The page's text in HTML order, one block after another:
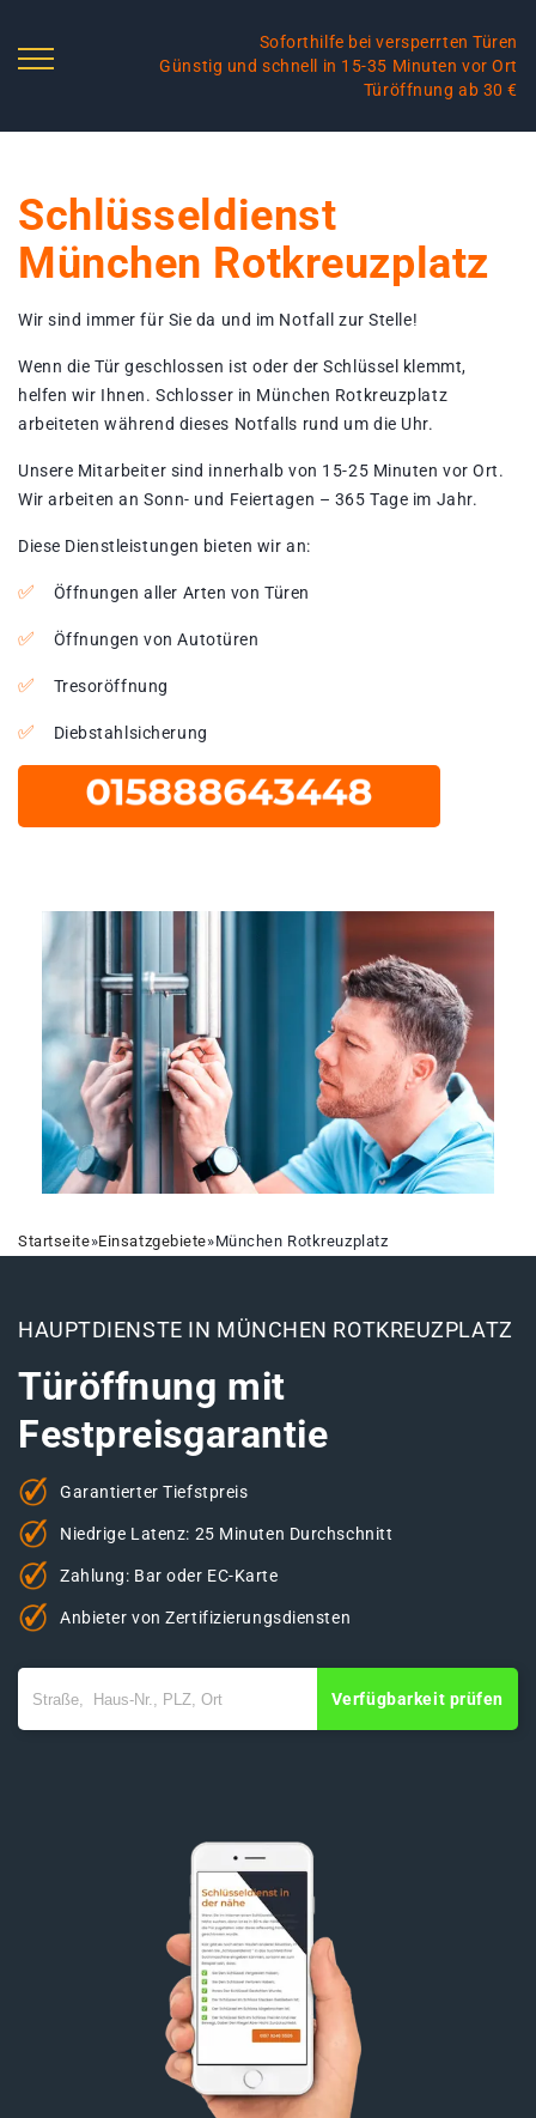
Soforthilfe bei versperrten Türen
Günstig und schnell in 15-35 Minuten vor Ort
Türöffnung ab 30 €
Schlüsseldienst
München Rotkreuzplatz
Wir sind immer für Sie da und im Notfall zur Stelle!
Wenn die Tür geschlossen ist oder der Schlüssel klemmt,
helfen wir Ihnen. Schlosser in München Rotkreuzplatz
arbeiteten während dieses Notfalls rund um die Uhr.
Unsere Mitarbeiter sind innerhalb von 15-25 Minuten vor Ort.
Wir arbeiten an Sonn- und Feiertagen – 365 Tage im Jahr.
Diese Dienstleistungen bieten wir an:
Öffnungen aller Arten von Türen
Öffnungen von Autotüren
Tresoröffnung
Diebstahlsicherung
Startseite»Einsatzgebiete»München Rotkreuzplatz
HAUPTDIENSTE IN MÜNCHEN ROTKREUZPLATZ
Türöffnung mit
Festpreisgarantie
Garantierter Tiefstpreis
Niedrige Latenz: 25 Minuten Durchschnitt
Zahlung: Bar oder EC-Karte
Anbieter von Zertifizierungsdiensten
Verfügbarkeit prüfen